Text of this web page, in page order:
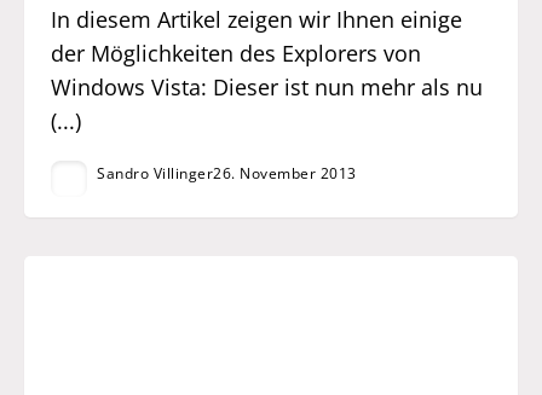
In diesem Artikel zeigen wir Ihnen einige
der Möglichkeiten des Explorers von
Windows Vista: Dieser ist nun mehr als nu
(...)
Sandro Villinger26. November 2013